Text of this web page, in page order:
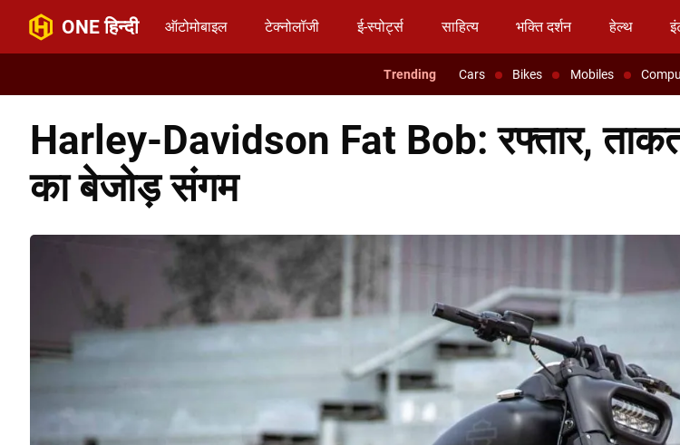
ONE हिन्दी ऑटोमोबाइल टेक्नोलॉजी ई-स्पोर्ट्स साहित्य भक्ति दर्शन हेल्थ
Cars Bikes Mobiles
Harley-Davidson Fat Bob: रफ्तार,
का बेजोड़ संगम